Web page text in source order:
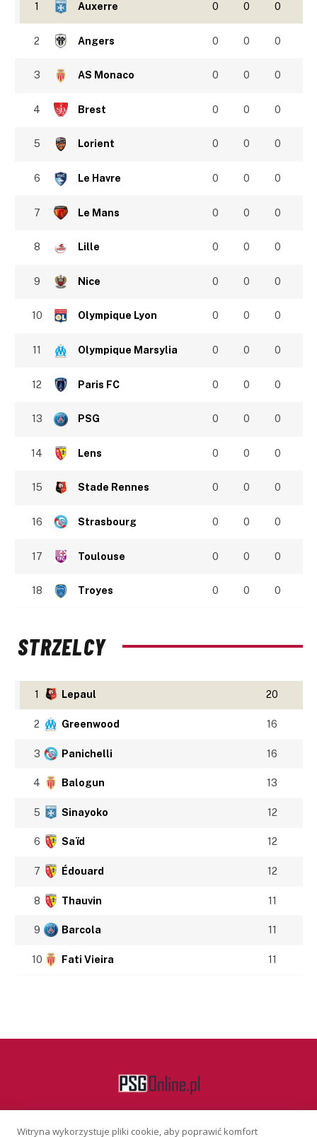
1 Auxerre 0 0 0
2 Angers 0 0 0
3 AS Monaco 0 0 0
4 Brest 0 0 0
5 Lorient 0 0 0
6 Le Havre 0 0 0
7 Le Mans 0 0 0
8 Lille 0 0 0
9 Nice 0 0 0
10 Olympique Lyon 0 0 0
11 Olympique Marsylia 0 0 0
12 Paris FC 0 0 0
13 PSG 0 0 0
14 Lens 0 0 0
15 Stade Rennes 0 0 0
16 Strasbourg 0 0 0
17 Toulouse 0 0 0
18 Troyes 0 0 0
STRZELCY
1 Lepaul 20
2 Greenwood 16
3 Panichelli 16
4 Balogun 13
5 Sinayoko 12
6 Saïd 12
7 Édouard 12
8 Thauvin 11
9 Barcola 11
10 Fati Vieira 11
Witryna wykorzystuje pliki cookie, aby poprawić komfort